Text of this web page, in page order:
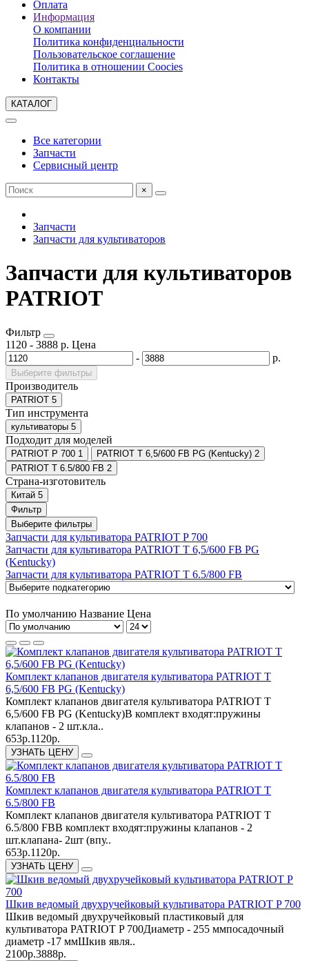
Оплата
Информация
О компании
Политика конфиденциальности
Пользовательское соглашение
Политика в отношении Coocies
Контакты
КАТАЛОГ
Все категории
Запчасти
Сервисный центр
×
Запчасти
Запчасти для культиваторов
Запчасти для культиваторов
PATRIOT
Фильтр
1120 - 3888 р. Цена
-
р.
Выберите фильтры
Производитель
PATRIOT 5
Тип инструмента
культиваторы 5
Подходит для моделей
PATRIOT P 700 1 PATRIOT T 6,5/600 FB PG (Kentucky) 2
PATRIOT T 6.5/800 FB 2
Страна-изготовитель
Китай 5
Фильтр
Выберите фильтры
Запчасти для культиватора PATRIOT P 700
Запчасти для культиватора PATRIOT T 6,5/600 FB PG
(Kentucky)
Запчасти для культиватора PATRIOT T 6.5/800 FB
По умолчанию Название Цена
Комплект клапанов двигателя культиватора PATRIOT T
6,5/600 FB PG (Kentucky)
Комплект клапанов двигателя культиватора PATRIOT T
6,5/600 FB PG (Kentucky)В комплект входят:пружины
клапанов - 2 шт.кла..
653р.1120р.
УЗНАТЬ ЦЕНУ
Комплект клапанов двигателя культиватора PATRIOT T
6.5/800 FB
Комплект клапанов двигателя культиватора PATRIOT T
6.5/800 FBВ комплект входят:пружины клапанов - 2
шт.клапана- 2шт (впу..
653р.1120р.
УЗНАТЬ ЦЕНУ
Шкив ведомый двухручейковый культиватора PATRIOT P 700
Шкив ведомый двухручейковый пластиковый для
культиватора PATRIOT P 700Диаметр - 255 ммпосадочный
диаметр -17 ммШкив явля..
2100р.3888р.